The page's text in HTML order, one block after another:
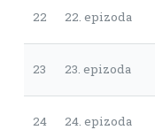
22 22. epizoda
23 23. epizoda
24 24. epizoda